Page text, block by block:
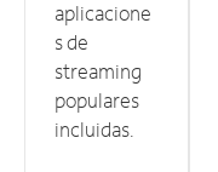
aplicacione
s de
streaming
populares
incluidas.